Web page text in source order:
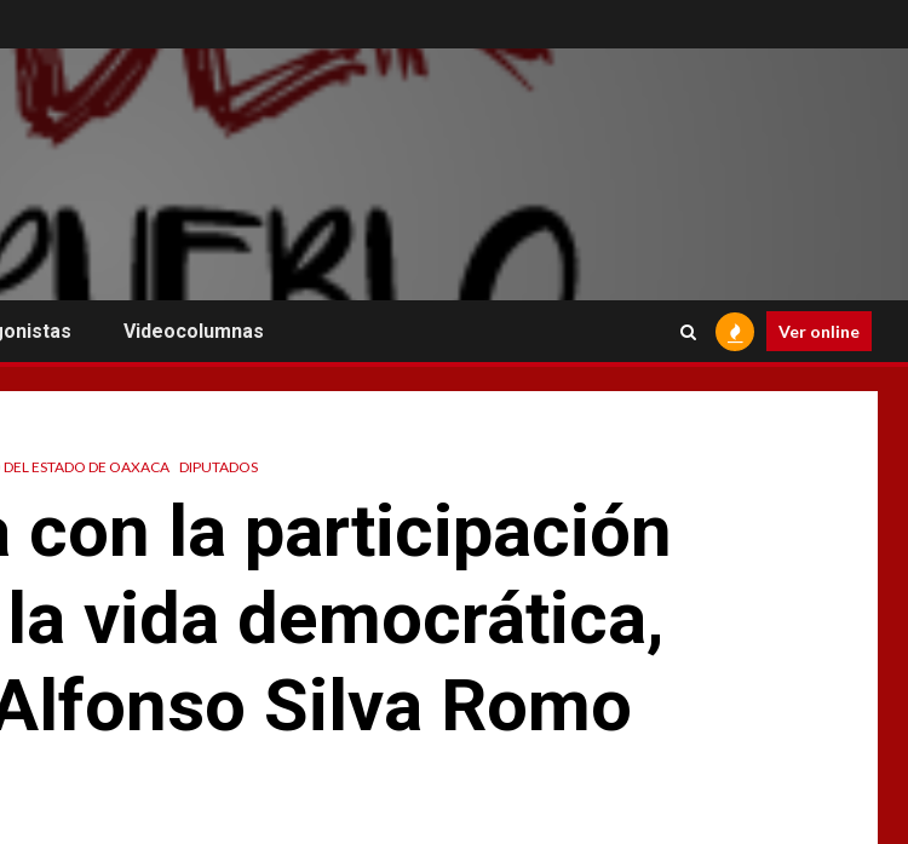
Videocolumnas Ver online
ESTADO DE OAXACA DIPUTADOS
con la participación
vida democrática,
Silva Romo